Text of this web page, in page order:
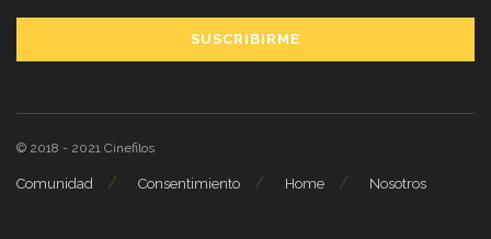
© 2018 - 2021 Cinefilos
Comunidad Consentimiento Home Nosotros